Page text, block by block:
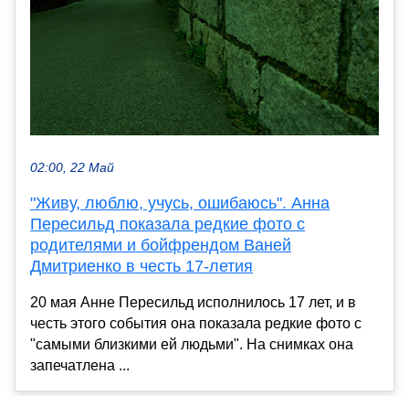
02:00, 22 Май
"Живу, люблю, учусь, ошибаюсь". Анна
Пересильд показала редкие фото с
родителями и бойфрендом Ваней
Дмитриенко в честь 17-летия
20 мая Анне Пересильд исполнилось 17 лет, и в
честь этого события она показала редкие фото с
"самыми близкими ей людьми". На снимках она
запечатлена ...